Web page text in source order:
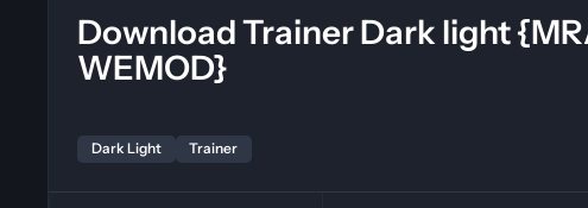
Download Trainer Dark light
WEMOD}
Dark Light Trainer